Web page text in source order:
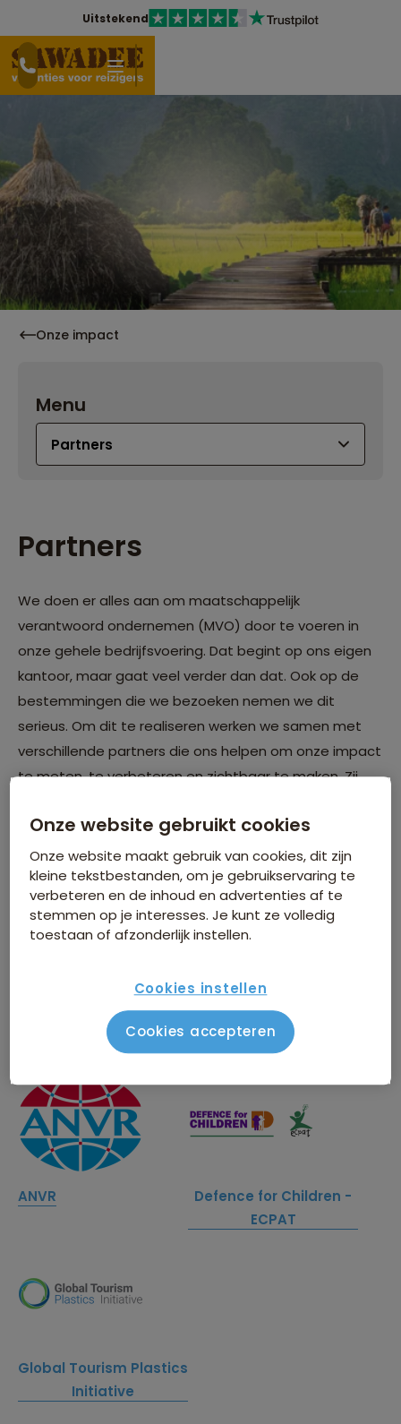
Uitstekend
Onze impact
Menu
Partners
We doen er alles aan om maatschappelijk
verantwoord ondernemen (MVO) door te voeren in
onze gehele bedrijfsvoering. Dat begint op ons eigen
kantoor, maar gaat veel verder dan dat. Ook op de
bestemmingen die we bezoeken nemen we dit
serieus. Om dit te realiseren werken we samen met
verschillende partners die ons helpen om onze impact
te meten, te verbeteren en zichtbaar te maken. Zij
belang, want samen bereik je meer.
Onze partners
Amref Health Africa
ANVR
Defence for Children -
ECPAT
Global Tourism Plastics
Initiative
Onze website gebruikt cookies
Onze website maakt gebruik van cookies, dit zijn
kleine tekstbestanden, om je gebruikservaring te
verbeteren en de inhoud en advertenties af te
stemmen op je interesses. Je kunt ze volledig
toestaan of afzonderlijk instellen.
Cookies instellen
Cookies accepteren